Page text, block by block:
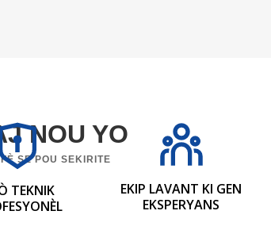
NOU YO
SE POU SEKIRITE
TEKNIK
EKIP LAVANT KI GEN
EKSPERYANS